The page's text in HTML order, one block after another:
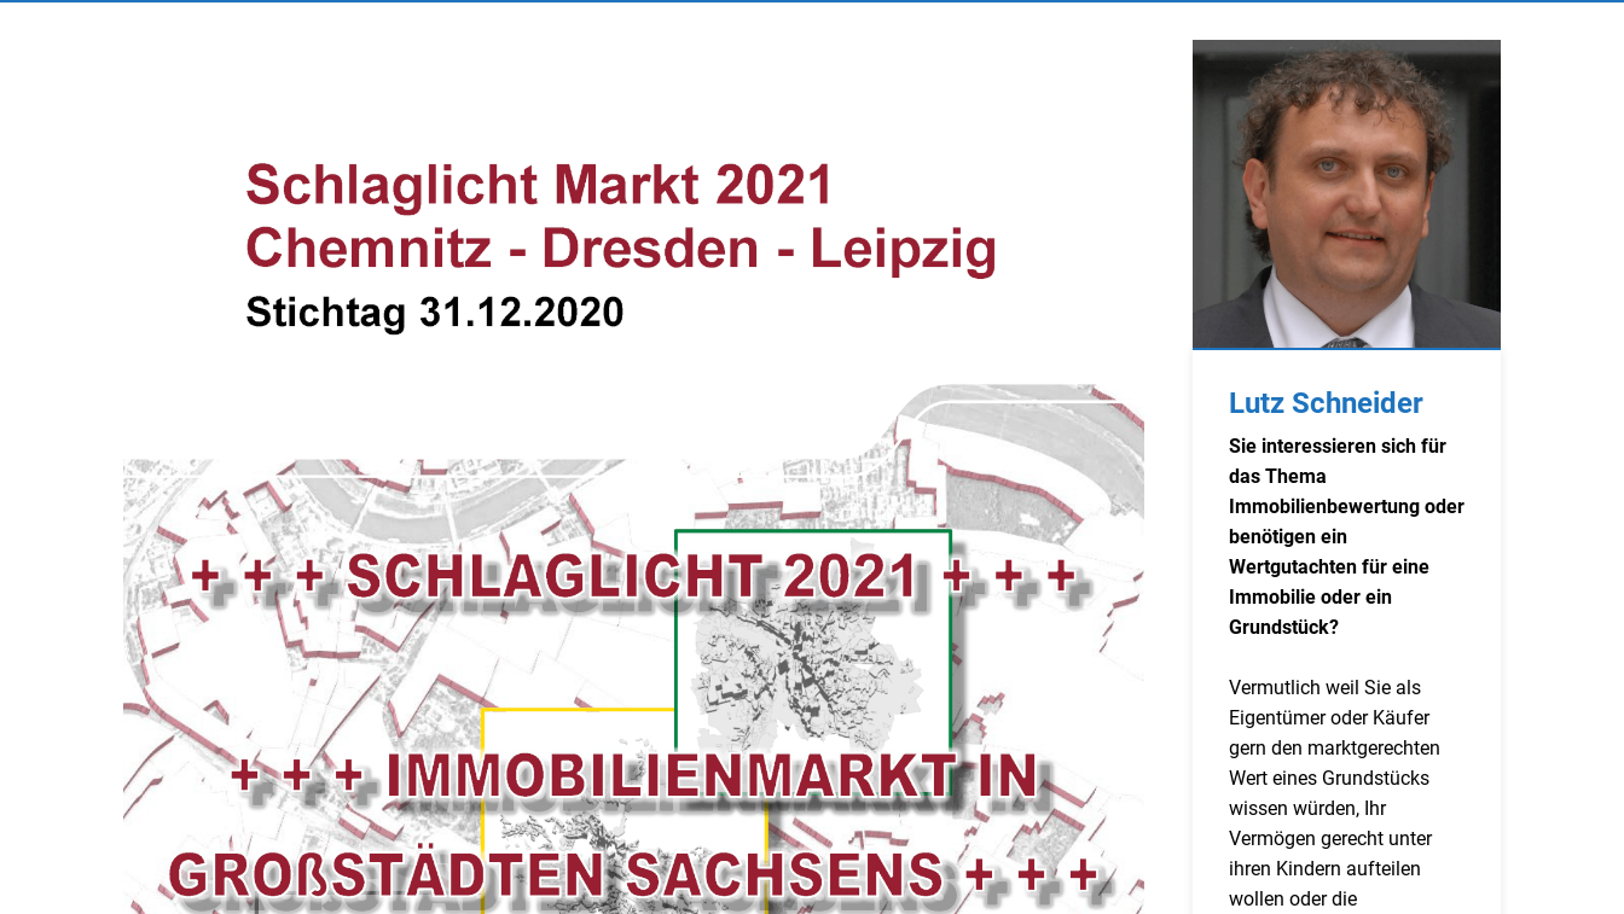
Lutz Schneider
Sie interessieren sich für
das Thema
Immobilienbewertung oder
benötigen ein
Wertgutachten für eine
Immobilie oder ein
Grundstück?
Vermutlich weil Sie als
Eigentümer oder Käufer
gern den marktgerechten
Wert eines Grundstücks
wissen würden, Ihr
Vermögen gerecht unter
ihren Kindern aufteilen
wollen oder die